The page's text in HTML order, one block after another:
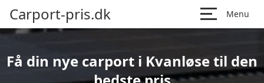
Carport-pris.dk Menu
Få din nye carport i Kvanløse til den